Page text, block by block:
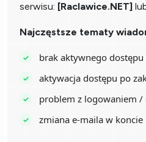
serwisu: [Raclawice.NET]
Najczęstsze tematy
brak aktywnego
aktywacja dostępu po
problem z logowaniem /
zmiana e-maila w koncie